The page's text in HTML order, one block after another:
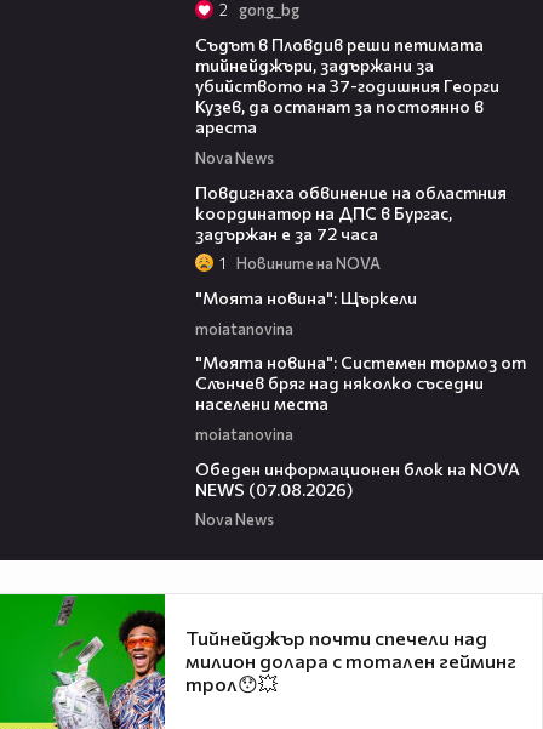
2 gong_bg
Съдът в Пловдив реши петимата
тийнейджъри, задържани за
убийството на 37-годишния Георги
Кузев, да останат за постоянно в
ареста
Nova News
Повдигнаха обвинение на областния
координатор на ДПС в Бургас,
задържан е за 72 часа
1 Новините на NOVA
"Моята новина": Щъркели
moiatanovina
"Моята новина": Системен тормоз от
Слънчев бряг над няколко съседни
населени места
moiatanovina
Обеден информационен блок на NOVA
NEWS (07.08.2026)
Nova News
Тийнейджър почти спечели над
милион долара с тотален гейминг
трол😯💥